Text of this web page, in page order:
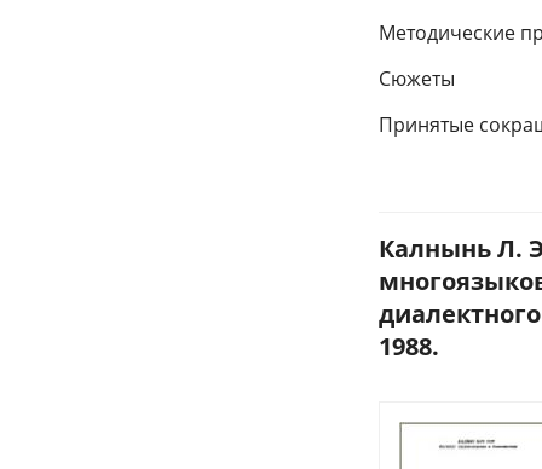
Методические
Сюжеты
Принятые
Калнынь Л.
1988.